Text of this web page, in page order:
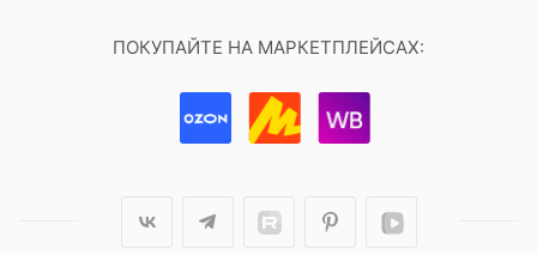
ПОКУПАЙТЕ НА МАРКЕТПЛЕЙСАХ: